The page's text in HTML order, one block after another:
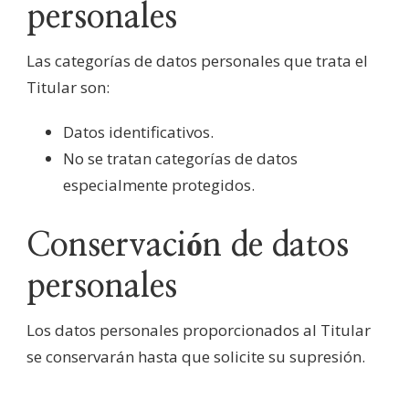
personales
Las categorías de datos personales que trata el
Titular son:
Datos identificativos.
No se tratan categorías de datos
especialmente protegidos.
Conservación de datos
personales
Los datos personales proporcionados al Titular
se conservarán hasta que solicite su supresión.